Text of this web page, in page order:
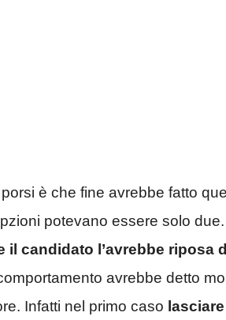
è che fine avrebbe fatto
potevano essere solo due.
candidato l’avrebbe riposa
avrebbe detto
Infatti nel primo caso